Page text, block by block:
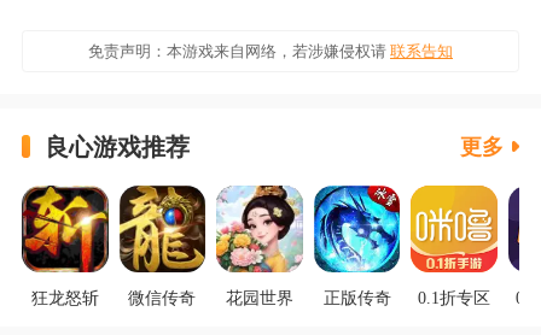
免责声明：本游戏来自网络，若涉嫌侵权请 联系告知
良心游戏推荐 更多
狂龙怒斩 微信传奇 花园世界 正版传奇 0.1折专区